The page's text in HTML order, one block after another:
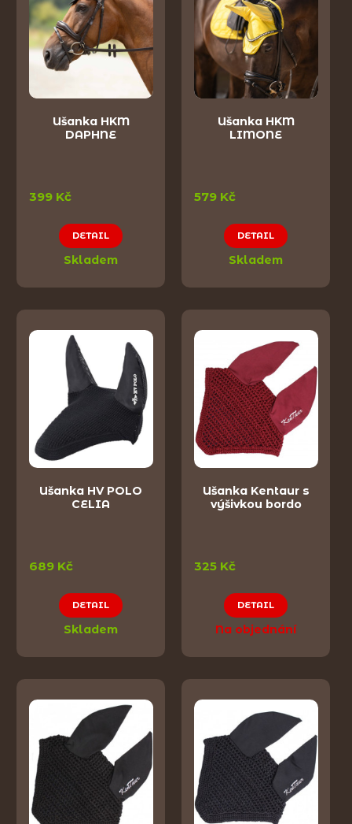
Ušanka HKM
DAPHNE
399 Kč
DETAIL
Skladem
Ušanka HKM
LIMONE
579 Kč
DETAIL
Skladem
Ušanka HV POLO
CELIA
689 Kč
DETAIL
Skladem
Ušanka Kentaur s
výšivkou bordo
325 Kč
DETAIL
Na objednání